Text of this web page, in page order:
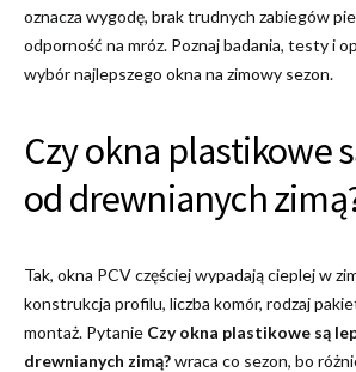
oznacza wygodę, brak trudnych zabiegów
odporność na mróz. Poznaj badania, testy i
wybór najlepszego okna na zimowy sezon.
Czy okna plastikowe
od drewnianych
Tak, okna PCV częściej wypadają cieplej w
konstrukcja profilu, liczba komór, rodzaj
montaż. Pytanie Czy okna plastikowe są
drewnianych zimą?wraca co sezon, bo